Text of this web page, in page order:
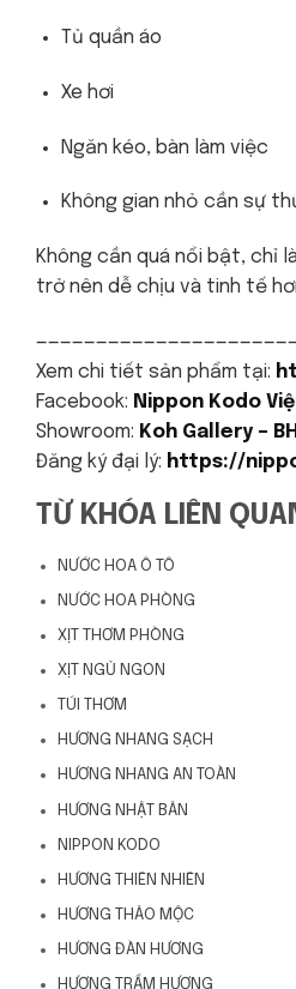
Tủ quần áo
Xe hơi
Ngăn kéo, bàn làm việc
Không gian nhỏ cần sự
Không cần quá nổi bật, chỉ
trở nên dễ chịu và tinh tế
Xem chi tiết sản phẩm tại:
Facebook: Nippon Kodo
Showroom: Koh Gallery –
Đăng ký đại lý: https://
TỪ KHÓA LIÊN
NƯỚC HOA Ô TÔ
NƯỚC HOA PHÒNG
XỊT THƠM PHÒNG
XỊT NGỦ NGON
TÚI THƠM
HƯƠNG NHANG SẠCH
HƯƠNG NHANG AN TOÀN
HƯƠNG NHẬT BẢN
NIPPON KODO
HƯƠNG THIÊN NHIÊN
HƯƠNG THẢO MỘC
HƯƠNG ĐÀN HƯƠNG
HƯƠNG TRẦM HƯƠNG